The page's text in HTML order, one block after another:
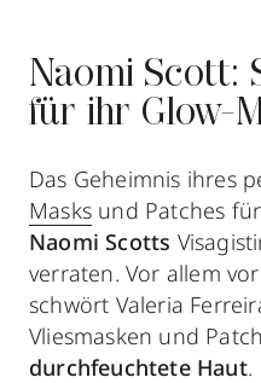
Naomi Scott:
für ihr Glow-
Das Geheimnis ihres
Masks und Patches
Naomi Scotts
verraten. Vor allem
schwört Valeria
Vliesmasken und
durchfeuchtete Haut.